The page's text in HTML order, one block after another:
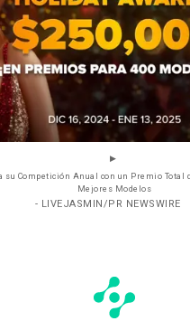
Competición Anual con un Premio Total
Mejores Modelos
- LIVEJASMIN/PR NEWSWIRE